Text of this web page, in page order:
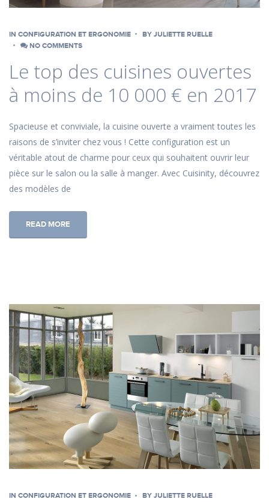
IN CONFIGURATION ET ERGONOMIE BY JULIETTE RUELLE
NO COMMENTS
Le top des cuisines ouvertes
à moins de 10 000 € en 2017
Spacieuse et conviviale, la cuisine ouverte a vraiment toutes les
raisons de s’inviter chez vous ! Cette configuration est un
véritable atout de charme pour ceux qui souhaitent ouvrir leur
pièce sur le salon ou la salle à manger. Avec Cuisinity, découvrez
des modèles de
READ MORE
IN CONFIGURATION ET ERGONOMIE BY JULIETTE RUELLE